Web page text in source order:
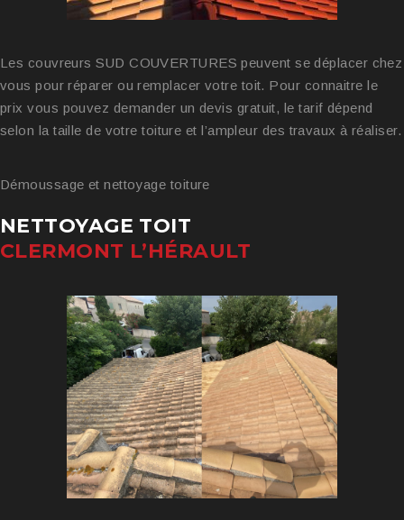
Les couvreurs SUD COUVERTURES peuvent se déplacer chez
vous pour réparer ou remplacer votre toit. Pour connaitre le
prix vous pouvez demander un devis gratuit, le tarif dépend
selon la taille de votre toiture et l’ampleur des travaux à réaliser.
Démoussage et nettoyage toiture
NETTOYAGE TOIT
CLERMONT L’HÉRAULT